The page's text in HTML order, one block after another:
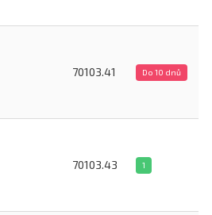
70103.41 Do 10 dnů
70103.43 1